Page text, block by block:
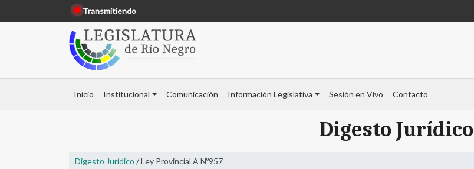
Transmitiendo
Inicio Institucional Comunicación Información Legislativa Sesión en Vivo Contacto
Digesto Jurídico
Digesto Jurídico / Ley Provincial A Nº957